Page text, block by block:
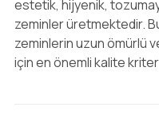
estetik, hijyenik,
zeminler üretmektedir.
zeminlerin uzun ömürlü
için en önemli kalite